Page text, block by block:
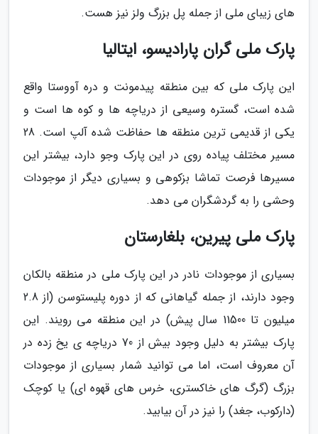
های زیبای ملی از جمله پل بزرگ ولز نیز هست.
پارک ملی گران پارادیسو، ایتالیا
این پارک ملی که بین منطقه­ پیدمونت و دره­ آووستا واقع
شده است، گستره­ وسیعی از دریاچه­ ها و کوه ­ها است و
یکی از قدیمی­ ترین منطقه ها حفاظت­ شده­ آلپ است. 28
مسیر مختلف پیاده ­روی در این پارک وجو دارد، بیشتر این
مسیرها فرصت تماشا بزکوهی و بسیاری دیگر از موجودات
وحشی را به گردشگران می­ دهد.
پارک ملی پیرین، بلغارستان
بسیاری از موجودات نادر در این پارک ملی در منطقه­ بالکان
وجود دارند، از جمله گیاهانی که از دوره­ پلیستوسن (از 2.8
میلیون تا 11500 سال پیش) در این منطقه می­ رویند. این
پارک بیش­تر به دلیل وجود بیش از 70 دریاچه ­ی یخ­ زده در
آن معروف است، اما می­ توانید شمار بسیاری از موجودات
بزرگ (گرگ­ های خاکستری، خرس­ های قهوه ­ای) یا کوچک
(دارکوب، جغد) را نیز در آن بیابید.